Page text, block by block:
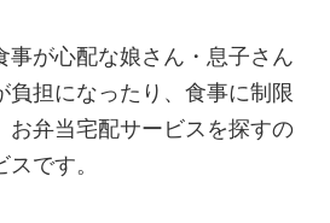
事が心配な娘さん・息子さん
負担になったり、食事に制限
お弁当宅配サービスを探すの
です。